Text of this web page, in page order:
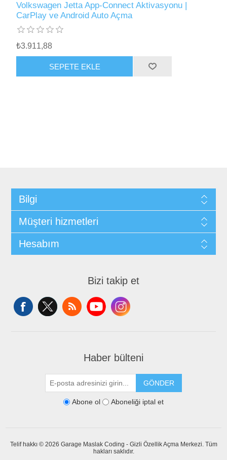
Volkswagen Jetta App-Connect Aktivasyonu |
CarPlay ve Android Auto Açma
₺3.911,88
SEPETE EKLE
Bilgi
Müşteri hizmetleri
Hesabım
Bizi takip et
Haber bülteni
GÖNDER
Abone ol Aboneliği iptal et
Telif hakkı © 2026 Garage Maslak Coding - Gizli Özellik Açma Merkezi. Tüm
hakları saklıdır.